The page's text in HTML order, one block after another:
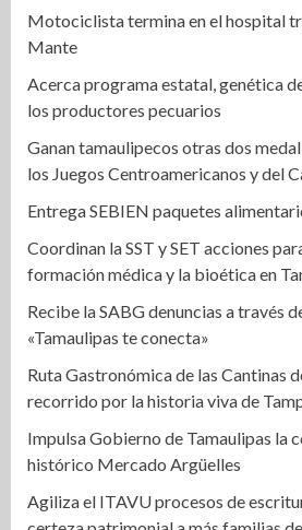
Motociclista termina en el hospital
Mante
Acerca programa estatal, genética
los productores pecuarios
Ganan tamaulipecos otras dos
los Juegos Centroamericanos y del
Entrega SEBIEN paquetes
Coordinan la SST y SET acciones
formación médica y la bioética en
Recibe la SABG denuncias a través
«Tamaulipas te conecta»
Ruta Gastronómica de las Cantinas
recorrido por la historia viva de
Impulsa Gobierno de Tamaulipas la
histórico Mercado Argüelles
Agiliza el ITAVU procesos de